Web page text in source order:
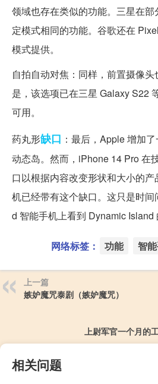
领域也存在类似的功能。三星在
定模式相同的功能。谷歌还在
模式提供。
自拍自动对焦：同样，前置摄像
是，该选项已在三星 Galaxy S22
可用。
药丸形缺口 ：最后，Apple 增加
动态岛。然而，iPhone 14 Pro 在
口以根据内容改变形状和大小的
机已经带有这个缺口。这只是时
d 智能手机上看到 Dynamic Island
网络标签： 功能 智
上一篇
嫉妒魔咒泰剧（嫉妒魔咒）
上尉军官一个月的
相关问题